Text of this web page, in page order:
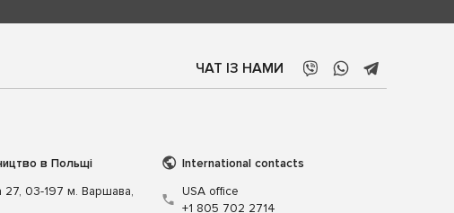
ЧАТ ІЗ НАМИ
в Польщі
27, 03-197 м. Варшава,
International contacts
USA office
+1 805 702 2714